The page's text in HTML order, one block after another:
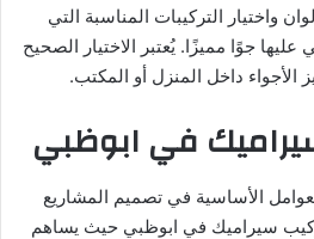
واختيار التركيبات المناسبة التي
جوًا مميزًا. يُعتبر الاختيار الصحيح
الأجواء داخل المنزل أو المكتب.
في ابوظبي
الأساسية في تصميم المشاريع
سيراميك في ابوظبي حيث يساهم